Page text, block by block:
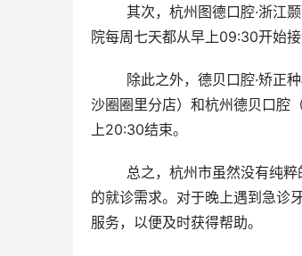
院每周七天都从早上09:30开始
沙圈圈里分店）和杭州德贝口腔
上20:30结束。
的就诊需求。对于晚上遇到急诊
服务，以便及时获得帮助。